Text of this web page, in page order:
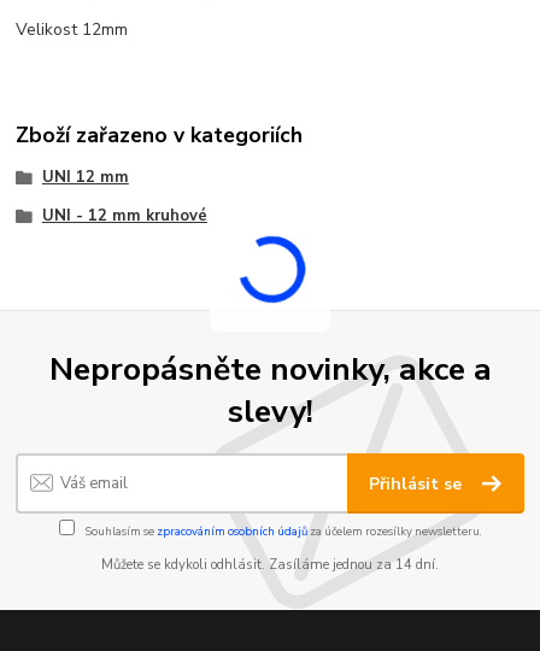
Velikost 12mm
Zboží zařazeno v kategoriích
UNI 12 mm
UNI - 12 mm kruhové
Nepropásněte novinky, akce a
slevy!
Přihlásit se
Souhlasím se zpracováním osobních údajůza účelem rozesílky newsletteru.
Můžete se kdykoli odhlásit. Zasíláme jednou za 14 dní.